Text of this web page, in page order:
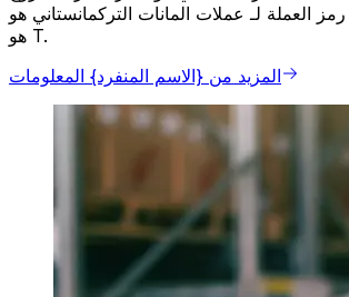
رمز العملة لـ عملات المانات التركمانستاني هو TMT. رمز العملة
هو T.
المزيد من {الاسم المنفرد} المعلومات